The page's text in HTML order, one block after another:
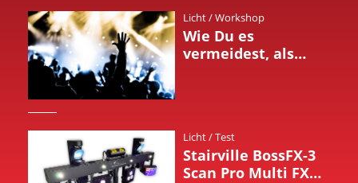
Licht/Workshop
Wie Du es
vermeidest, als
Licht/Test
Stairville BossFX-3
Scan Pro Multi FX